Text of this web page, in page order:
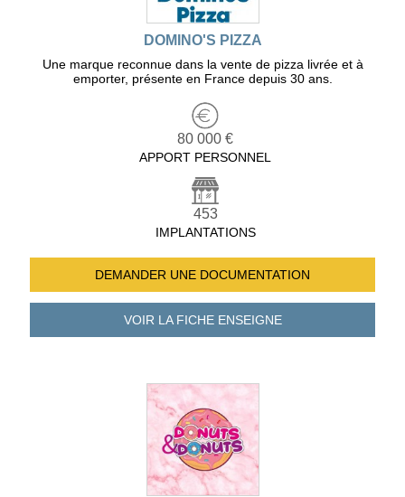
DOMINO'S PIZZA
Une marque reconnue dans la vente de pizza livrée et à
emporter, présente en France depuis 30 ans.
80 000 €
APPORT PERSONNEL
453
IMPLANTATIONS
DEMANDER UNE DOCUMENTATION
VOIR LA FICHEENSEIGNE